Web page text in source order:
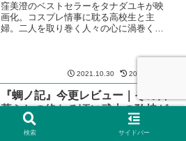
窪美澄のベストセラーをタナダユキが映
画化。コスプレ情事に耽る高校生と主
婦。二人を取り巻く人々の心に渦巻く閉
2021.10.30 2025.10.30
『蜩ノ記』今更レビュー｜その日
暮らしの終わる頃に武士の矜持が
伝わる
検索 サイドバー